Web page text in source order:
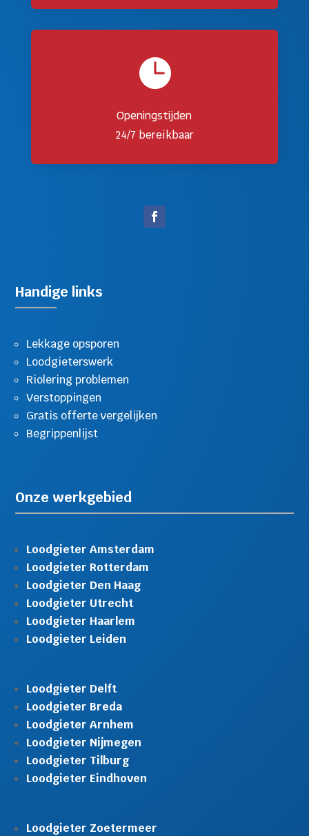

Openingstijden
24/7 bereikbaar
Handige links
Lekkage opsporen
Loodgieterswerk
Riolering problemen
Verstoppingen
Gratis offerte vergelijken
Begrippenlijst
Onze werkgebied
Loodgieter Amsterdam
Loodgieter Rotterdam
Loodgieter Den Haag
Loodgieter Utrecht
Loodgieter Haarlem
Loodgieter Leiden
Loodgieter Delft
Loodgieter Breda
Loodgieter Arnhem
Loodgieter Nijmegen
Loodgieter Tilburg
Loodgieter Eindhoven
Loodgieter Zoetermeer